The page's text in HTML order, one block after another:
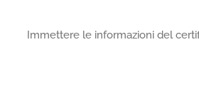
Immettere le informazioni del